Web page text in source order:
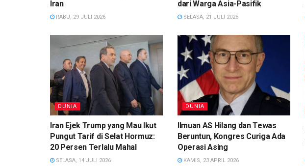
Iran
RABU, 29 JULI 2026
dari Warga Asia-Pasifik
SELASA, 21 JULI 2026
DUNIA
Iran Ejek Trump yang Mau Ikut
Pungut Tarif di Selat Hormuz:
20 Persen Terlalu Mahal
SELASA, 14 JULI 2026
DUNIA
Ilmuan AS Hilang dan Tewas
Beruntun, Kongres Curiga Ada
Operasi Asing
KAMIS, 23 APRIL 2026